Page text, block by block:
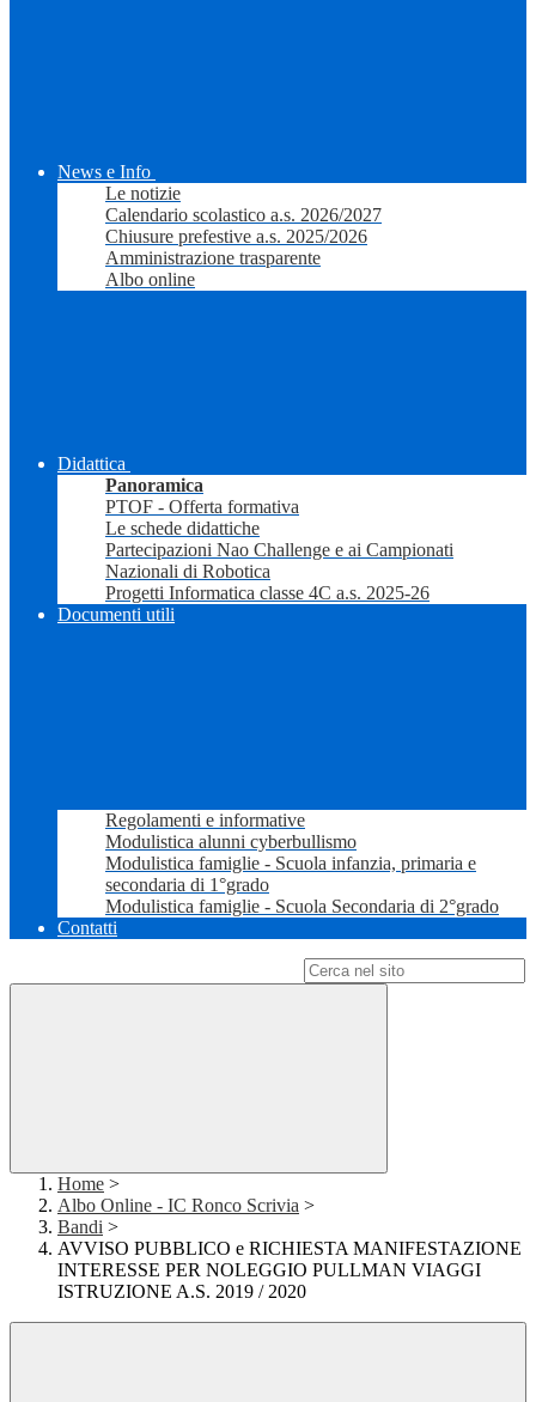
News e Info
Le notizie
Calendario scolastico a.s. 2026/2027
Chiusure prefestive a.s. 2025/2026
Amministrazione trasparente
Albo online
Didattica
Panoramica
PTOF - Offerta formativa
Le schede didattiche
Partecipazioni Nao Challenge e ai Campionati
Nazionali di Robotica
Progetti Informatica classe 4C a.s. 2025-26
Documenti utili
Regolamenti e informative
Modulistica alunni cyberbullismo
Modulistica famiglie - Scuola infanzia, primaria e
secondaria di 1°grado
Modulistica famiglie - Scuola Secondaria di 2°grado
Contatti
Home >
Albo Online - IC Ronco Scrivia >
Bandi >
AVVISO PUBBLICO e RICHIESTA MANIFESTAZIONE
INTERESSE PER NOLEGGIO PULLMAN VIAGGI
ISTRUZIONE A.S. 2019 / 2020